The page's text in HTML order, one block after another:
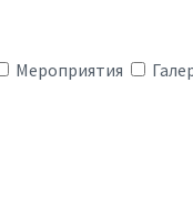
Мероприятия